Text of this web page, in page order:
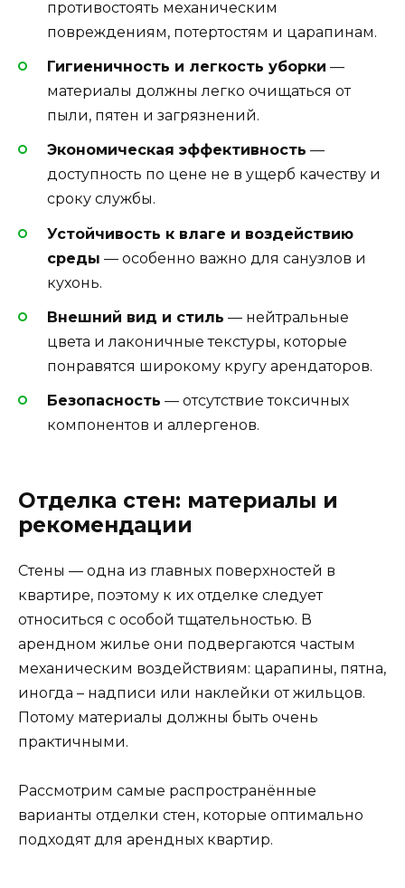
противостоять механическим
повреждениям, потертостям и царапинам.
Гигиеничность и легкость уборки —
материалы должны легко очищаться от
пыли, пятен и загрязнений.
Экономическая эффективность —
доступность по цене не в ущерб качеству и
сроку службы.
Устойчивость к влаге и воздействию
среды — особенно важно для санузлов и
кухонь.
Внешний вид и стиль — нейтральные
цвета и лаконичные текстуры, которые
понравятся широкому кругу арендаторов.
Безопасность — отсутствие токсичных
компонентов и аллергенов.
Отделка стен: материалы и
рекомендации
Стены — одна из главных поверхностей в
квартире, поэтому к их отделке следует
относиться с особой тщательностью. В
арендном жилье они подвергаются частым
механическим воздействиям: царапины, пятна,
иногда – надписи или наклейки от жильцов.
Потому материалы должны быть очень
практичными.
Рассмотрим самые распространённые
варианты отделки стен, которые оптимально
подходят для арендных квартир.